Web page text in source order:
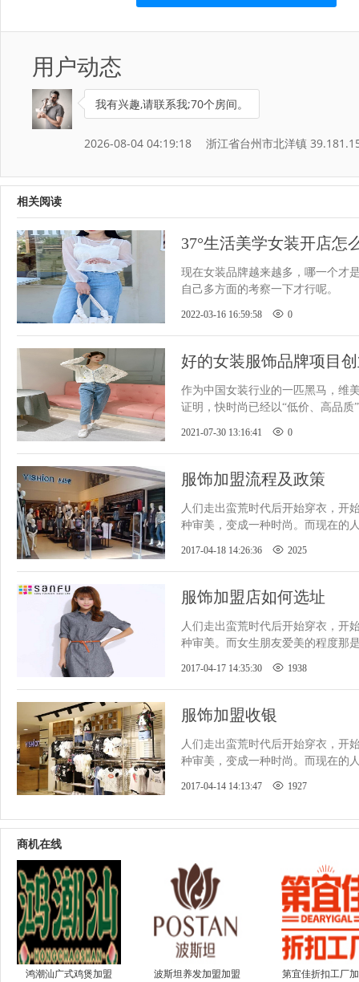
用户动态
我有兴趣,请联系我;70个房间。
2026-08-04 04:19:18 浙江省台州市北洋镇
相关阅读
37°生活美学女装开店怎
信赖！
现在女装品牌越来越多，哪一个才
自己多方面的考察一下才行呢。
2022-03-16 16:59:58 0
好的女装服饰品牌项目
作为中国女装行业的一匹黑马，维
证明，快时尚已经以“低价、高品
2021-07-30 13:16:41 0
服饰加盟流程及政策
人们走出蛮荒时代后开始穿衣，开
种审美，变成一种时尚。而现在的
2017-04-18 14:26:36 2025
服饰加盟店如何选址
人们走出蛮荒时代后开始穿衣，开
种审美。而女生朋友爱美的程度那
2017-04-17 14:35:30 1938
服饰加盟收银
人们走出蛮荒时代后开始穿衣，开
种审美，变成一种时尚。而现在的
2017-04-14 14:13:47 1927
商机在线
鸿潮汕广式鸡煲加盟 波斯坦养发加盟加盟 第宜佳折扣工厂